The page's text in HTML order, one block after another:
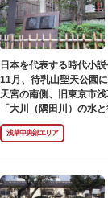
日本を代表する時代小
11月、待乳山聖天公園
天宮の南側、旧東京市
「大川（隅田川）の水
だ」（『東京の情景「
舞台にも待乳山や近く
浅草中央部エリア